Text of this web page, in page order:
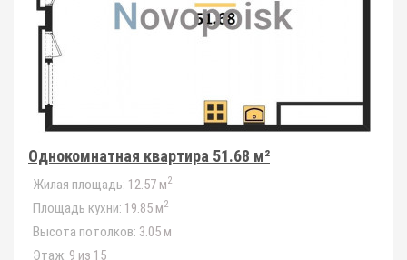
Однокомнатная квартира 51.68 м²
Жилая площадь: 12.57 м2
Площадь кухни: 19.85 м2
Высота потолков: 3.05 м
Этаж: 9 из 15